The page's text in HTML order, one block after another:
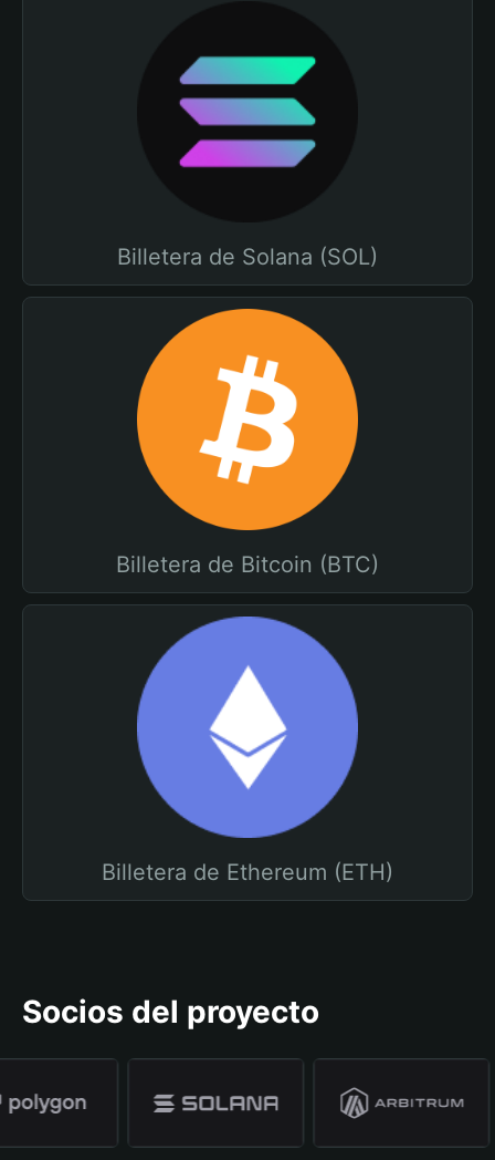
Billetera de Solana (SOL)
Billetera de Bitcoin (BTC)
Billetera de Ethereum (ETH)
Socios del proyecto